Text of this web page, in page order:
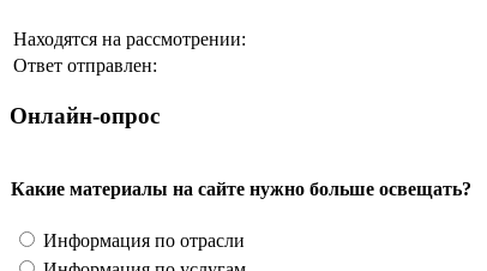
Находятся на рассмотрении:
Ответ отправлен:
Онлайн-опрос
Какие материалы на сайте нужно больше освещать?
Информация по отрасли